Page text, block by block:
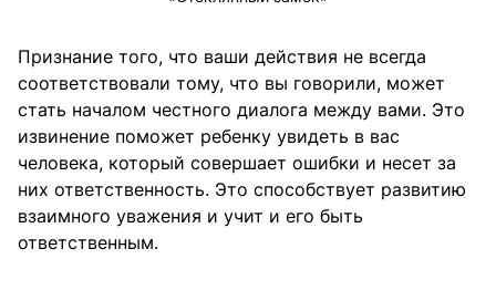
Признание того, что ваши действия не всегда
соответствовали тому, что вы говорили, может
стать началом честного диалога между вами. Это
извинение поможет ребенку увидеть в вас
человека, который совершает ошибки и несет за
них ответственность. Это способствует развитию
взаимного уважения и учит и его быть
ответственным.